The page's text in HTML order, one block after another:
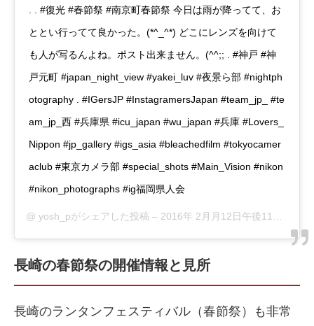
. . #復光 #春節祭 #南京町春節祭 今日は雨が降ってて、お
ととい行ってて良かった。(*^_^*) どこにレンズを向けて
も人が写るんよね。ポスト出来ません。(^^;; . #神戸 #神
戸元町 #japan_night_view #yakei_luv #夜景ら部 #nightph
otography . #IGersJP #InstagramersJapan #team_jp_ #te
am_jp_西 #兵庫県 #icu_japan #wu_japan #兵庫 #Lovers_
Nippon #jp_gallery #igs_asia #bleachedfilm #tokyocamer
aclub #東京カメラ部 #special_shots #Main_Vision #nikon
#nikon_photographs #ig福岡県人会
@ yosh_pがシェアした投稿 – 2016年 2月月12日午後11時46分PST
長崎の春節祭の開催情報と見所
長崎のランタンフェスティバル（春節祭）も非常